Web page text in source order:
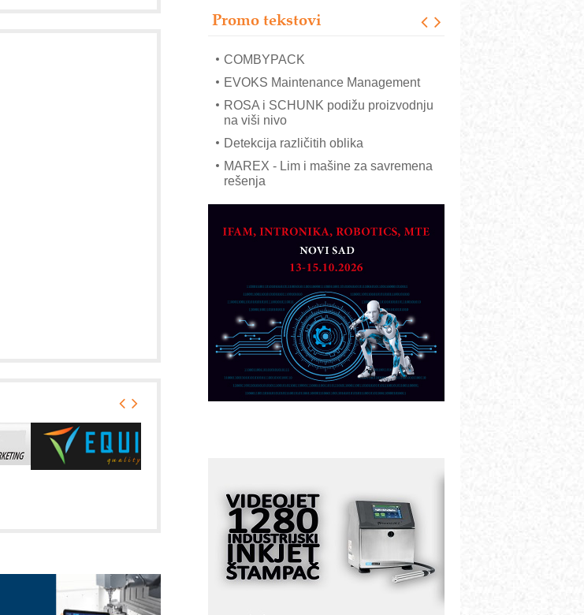
Promo tekstovi
mrežnog pretvarača sa tečnim
COMBYPACK
EVOKS Maintenance Management
ROSA i SCHUNK podižu proizvodnju
na viši nivo
Detekcija različitih oblika
MAREX - Lim i mašine za savremena
rešenja
Marcom-plast d.o.o.- vaš pouzdan
CTO - Prilagodite svoju toplinsku
PLC AKYTEC
AUKOM: Svetski standard metrologije
dostupan u Srbiji
MOTOMAN – NEXT-Robotika vođena
veštačkom inteligencijom
I.SAFE MOBILE revolucioniše
savremene industrijske i logističke
objekte
Alba d.o.o. – 35 godina preciznosti u
metrologiji i pametnim dozirnim
rešenjima
IBeRTIM - oprema za ispitivanje